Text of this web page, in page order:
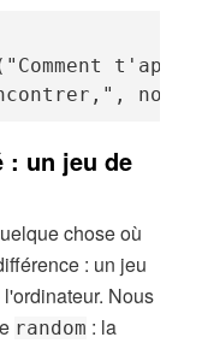
: un jeu de
chose où
: un jeu
Nous
random : la